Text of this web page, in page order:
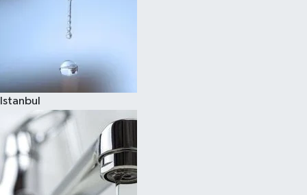
Istanbul